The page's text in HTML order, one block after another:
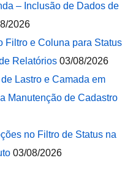
– Inclusão de Dados de
2026
Filtro e Coluna para Status
Relatórios 03/08/2026
Lastro e Camada em
Manutenção de Cadastro
no Filtro de Status na
03/08/2026